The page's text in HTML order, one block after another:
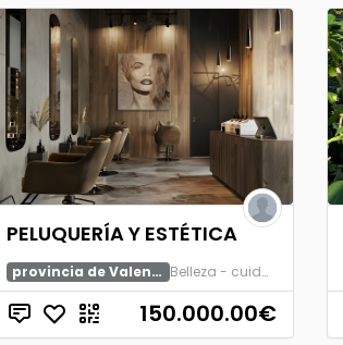
PELUQUERÍA Y ESTÉTICA
provincia de Valencia Belleza - cuidado personal
150.000.00€